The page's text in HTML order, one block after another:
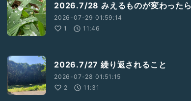
2026.7/28 みえるものが変わったら
2026-07-29 01:59:14
1
11:46
2026.7/27 繰り返されること
2026-07-28 01:51:15
2
11:31